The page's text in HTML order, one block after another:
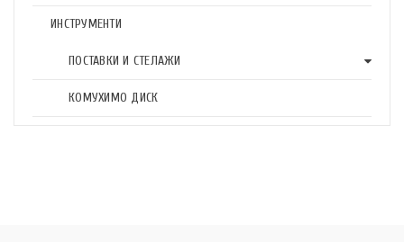
ИНСТРУМЕНТИ
ПОСТАВКИ И СТЕЛАЖИ
КОМУХИМО ДИСК